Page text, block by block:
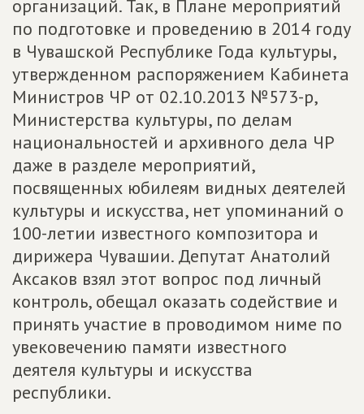
организаций. Так, в Плане мероприятий
по подготовке и проведению в 2014 году
в Чувашской Республике Года культуры,
утвержденном распоряжением Кабинета
Министров ЧР от 02.10.2013 №573-р,
Министерства культуры, по делам
национальностей и архивного дела ЧР
даже в разделе мероприятий,
посвященных юбилеям видных деятелей
культуры и искусства, нет упоминаний о
100-летии известного композитора и
дирижера Чувашии. Депутат Анатолий
Аксаков взял этот вопрос под личный
контроль, обещал оказать содействие и
принять участие в проводимом ниме по
увековечению памяти известного
деятеля культуры и искусства
республики.